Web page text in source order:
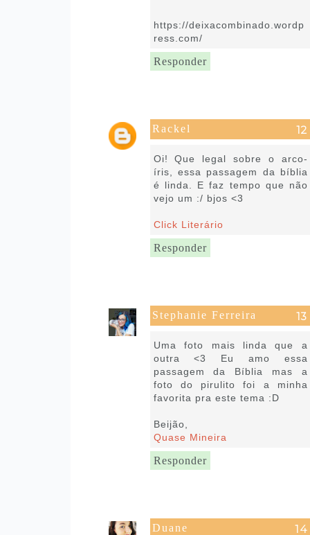
https://deixacombinado.wordp
ress.com/
Responder
Rackel
Oi! Que legal sobre o arco-
íris, essa passagem da bíblia
é linda. E faz tempo que não
vejo um :/ bjos <3
Click Literário
Responder
Stephanie Ferreira
Uma foto mais linda que a
outra <3 Eu amo essa
passagem da Bíblia mas a
foto do pirulito foi a minha
favorita pra este tema :D
Beijão,
Quase Mineira
Responder
Duane